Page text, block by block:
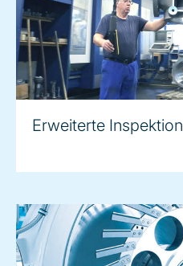
Erweiterte Inspektion